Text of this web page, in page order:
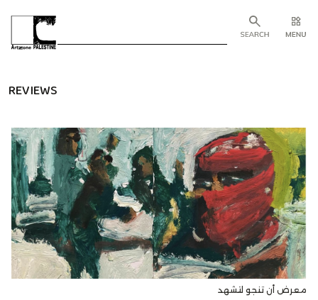
REVIEWS
معرض أن تنجو لتشهد